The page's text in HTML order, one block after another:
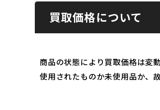
買取価格について
商品の状態により買取価格は変動
使用されたものか未使用品か、